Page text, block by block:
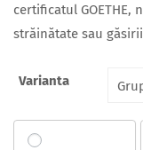
certificatul GOETHE,
străinătate sau
Varianta